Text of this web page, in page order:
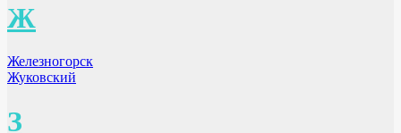
Ж
Железногорск
Жуковский
З